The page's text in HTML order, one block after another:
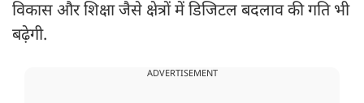
विकास और शिक्षा जैसे क्षेत्रों में डिजिटल बदलाव की गति भी
बढ़ेगी.
ADVERTISEMENT